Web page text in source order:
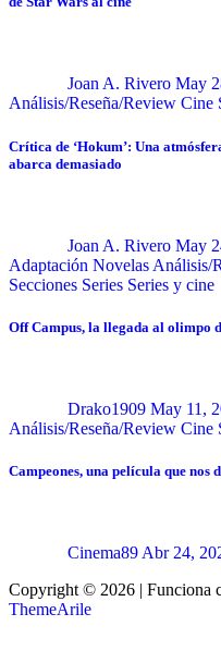
Joan A. Rivero May
Análisis/Reseña/Review Cine
Crítica de ‘Hokum’: Una
abarca demasiado
Joan A. Rivero May
Adaptación Novelas Análisis/
Secciones Series Series y cine
Off Campus, la llegada al olimpo
Drako1909 May 11,
Análisis/Reseña/Review Cine
Campeones, una película que nos
Cinema89 Abr 24,
Copyright © 2026 | Funciona
ThemeArile